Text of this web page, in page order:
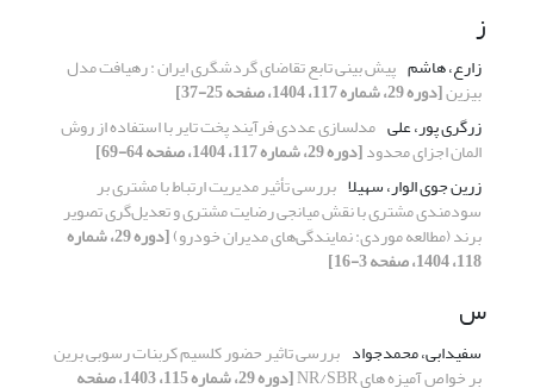
ز
زارع، هاشم پیش بینی تابع تقاضای گردشگری ایران : رهیافت مدل
بیزین[دوره 29، شماره 117، 1404، صفحه 25-37]
زرگری پور، علی مدلسازی عددی فرآیند پخت تایر با استفاده از روش
المان اجزای محدود[دوره 29، شماره 117، 1404، صفحه 64-69]
زرین جوی الوار، سهیلا بررسی تأثیر مدیریت ارتباط با مشتری بر
سودمندی مشتری با نقش میانجی رضایت مشتری و تعدیل‌گری تصویر
برند (مطالعه موردی: نمایندگی‌های مدیران خودرو) [دوره 29، شماره
118، 1404، صفحه 3-16]
س
سفیدابی، محمدجواد بررسی تاثیر حضور کلسیم کربنات رسوبی برین
بر خواص آمیزه های NR/SBR [دوره 29، شماره 115، 1403، صفحه